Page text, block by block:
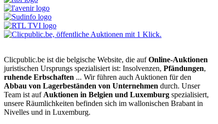
Clicpublic.be ist die belgische Website, die aufOnline-Auktionen
juristischen Ursprungs spezialisiert ist: Insolvenzen, Pfändungen,
ruhende Erbschaften ... Wir führen auch Auktionen für den
Abbau von Lagerbeständen von Unternehmen durch. Unser
Team ist auf Auktionen in Belgien und Luxemburg spezialisiert,
unsere Räumlichkeiten befinden sich im wallonischen Brabant in
Nivelles und in Luxemburg.